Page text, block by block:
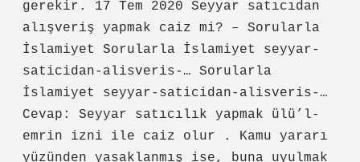
Belgin
Cevap: Seyyar satıcılık yapmak ülü’l-
emrin izni ile caiz olur . Kamu yararı
yüzünden yasaklanmış ise, buna uyulmak
gerekir. 17 Tem 2020 Seyyar satıcıdan
alışveriş yapmak caiz mi? – Sorularla